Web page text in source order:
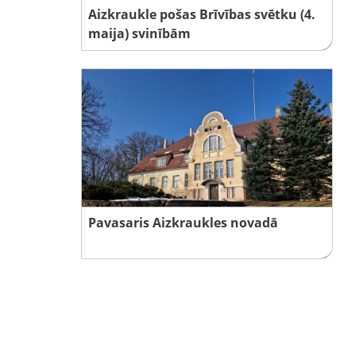
Aizkraukle pošas Brīvības svētku (4.
maija) svinībām
Pavasaris Aizkraukles novadā